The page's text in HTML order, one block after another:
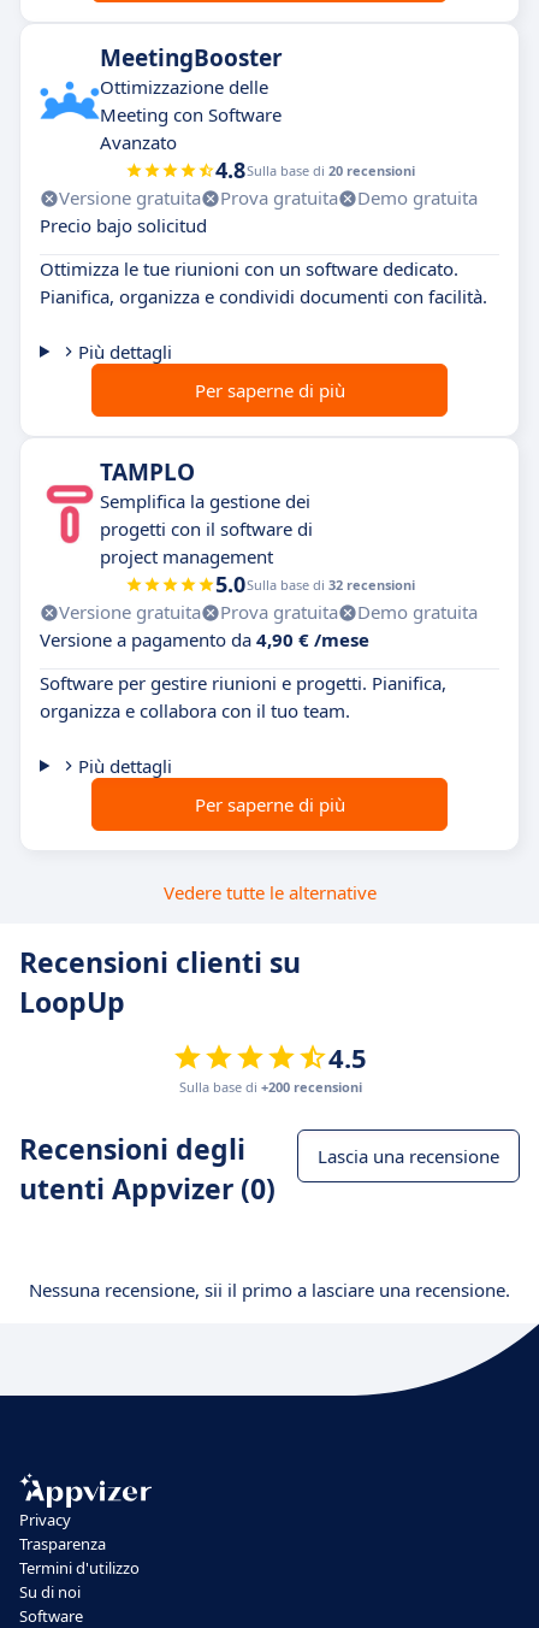
MeetingBooster
Ottimizzazione delle
Meeting con Software
Avanzato
4.8Sulla base di 20 recensioni
Versione gratuita Prova gratuita
Demo gratuita
Precio bajo solicitud
Ottimizza le tue riunioni con un software dedicato.
Pianifica, organizza e condividi documenti con facilità.
Più dettagli
Per saperne di più
TAMPLO
Semplifica la gestione dei
progetti con il software di
project management
5.0Sulla base di 32 recensioni
Versione gratuita Prova gratuita
Demo gratuita
Versione a pagamento da 4,90 € /mese
Software per gestire riunioni e progetti. Pianifica,
organizza e collabora con il tuo team.
Più dettagli
Per saperne di più
Vedere tutte le alternative
Recensioni clienti su
LoopUp
4.5
Sulla base di +200 recensioni
Recensioni degli
utenti Appvizer (0)
Lascia una recensione
Nessuna recensione, sii il primo a lasciare una recensione.
Privacy
Trasparenza
Termini d'utilizzo
Su di noi
Software